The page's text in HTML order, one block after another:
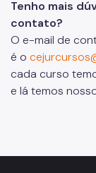
Tenho mais
contato?
O e-mail de
é o
cada curso
e lá temos